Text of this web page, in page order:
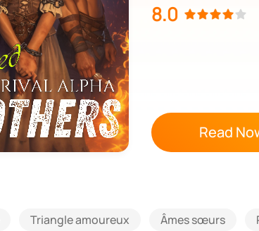
8.0
Read
Triangle amoureux Âmes sœurs